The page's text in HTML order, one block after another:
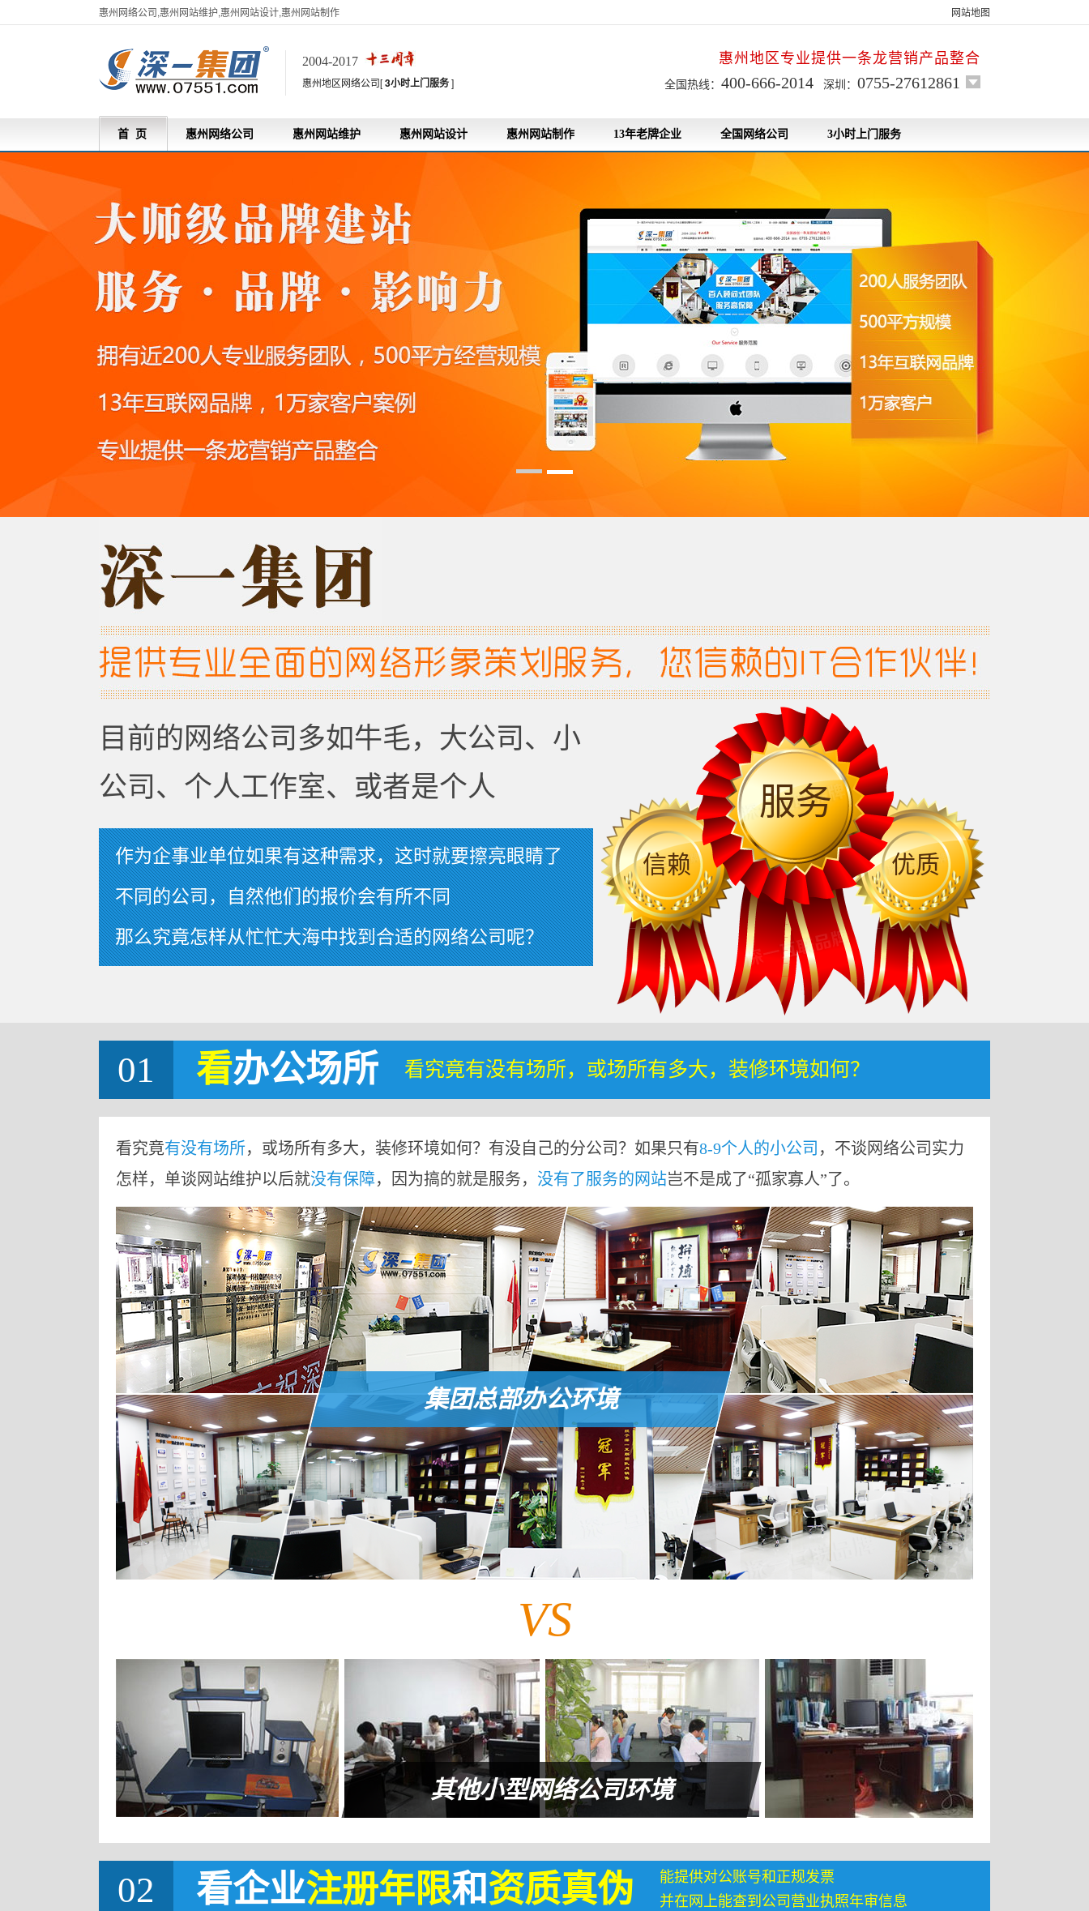
惠州网络公司,惠州网站维护,惠州网站设计,惠州网站制作 网站地图
2004-2017
惠州地区网络公司[3小时上门服务]
惠州地区专业提供一条龙营销产品整合
全国热线： 400-666-2014 深圳： 0755-27612861
首 页 惠州网络公司 惠州网站维护 惠州网站设计 惠州网站制作 13年老牌企业 全国网络公司 3小时上门服务
目前的网络公司多如牛毛，大公司、小
公司、个人工作室、或者是个人
作为企事业单位如果有这种需求，这时就要擦亮眼睛了
不同的公司，自然他们的报价会有所不同
那么究竟怎样从忙忙大海中找到合适的网络公司呢？
信赖
服务
优质
01 看办公场所 看究竟有没有场所，或场所有多大，装修环境如何？
看究竟有没有场所，或场所有多大，装修环境如何？有没自己的分公司？如果只有8-9个人的小公司 ，不谈网络公司实力
怎样，单谈网站维护以后就没有保障，因为搞的就是服务， 没有了服务的网站岂不是成了“孤家寡人”了。
集团总部办公环境
VS
其他小型网络公司环境
02 看企业注册年限和资质真伪
能提供对公账号和正规发票
并在网上能查到公司营业执照年审信息